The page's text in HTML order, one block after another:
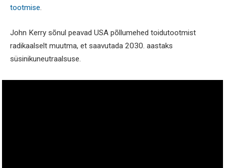
tootmise.
John Kerry sõnul peavad USA põllumehed toidutootmist
radikaalselt muutma, et saavutada 2030. aastaks
süsinikuneutraalsuse.